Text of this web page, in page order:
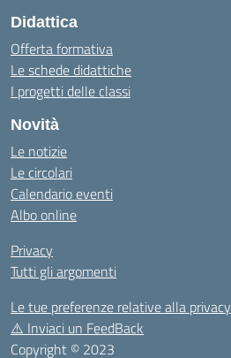
Didattica
Offerta formativa
Le schede didattiche
I progetti delle classi
Novità
Le notizie
Le circolari
Calendario eventi
Albo online
Privacy
Tutti gli argomenti
Le tue preferenze relative alla privacy
⚠️ Inviaci un FeedBack
Copyright © 2023